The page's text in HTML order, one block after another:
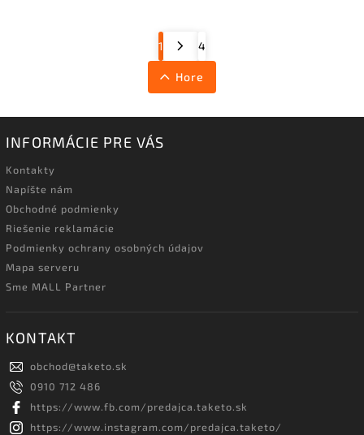
1 4
Hore
INFORMÁCIE PRE VÁS
Kontakty
Napíšte nám
Obchodné podmienky
Riešenie reklamácie
Podmienky ochrany osobných údajov
Mapa serveru
Sme MALL Partner
KONTAKT
obchod@taketo.sk
0910 712 486
https://www.fb.com/predajca.taketo.sk
https://www.instagram.com/predajca.taketo/